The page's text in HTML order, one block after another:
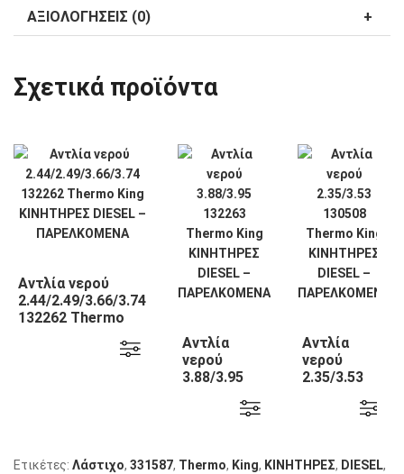
ΑΞΙΟΛΟΓΗΣΕΙΣ (0)
Σχετικά προϊόντα
Αντλία νερού
2.44/2.49/3.66/3.74
132262 Thermo
Αντλία
νερού
3.88/3.95
Αντλία
νερού
2.35/3.53
Ετικέτες: Λάστιχο, 331587, Thermo, King, KΙΝΗΤΗΡΕΣ, DIESEL,